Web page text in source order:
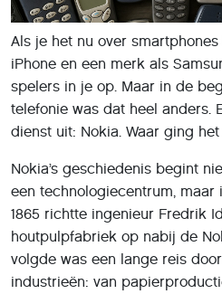
Als je het nu over
iPhone en een merk als
spelers in je op. Maar in de
telefonie was dat heel anders.
dienst uit: Nokia. Waar ging
Nokia’s geschiedenis begint
een technologiecentrum, maar
1865 richtte ingenieur Fredrik
houtpulpfabriek op nabij de
volgde was een lange reis
industrieën: van